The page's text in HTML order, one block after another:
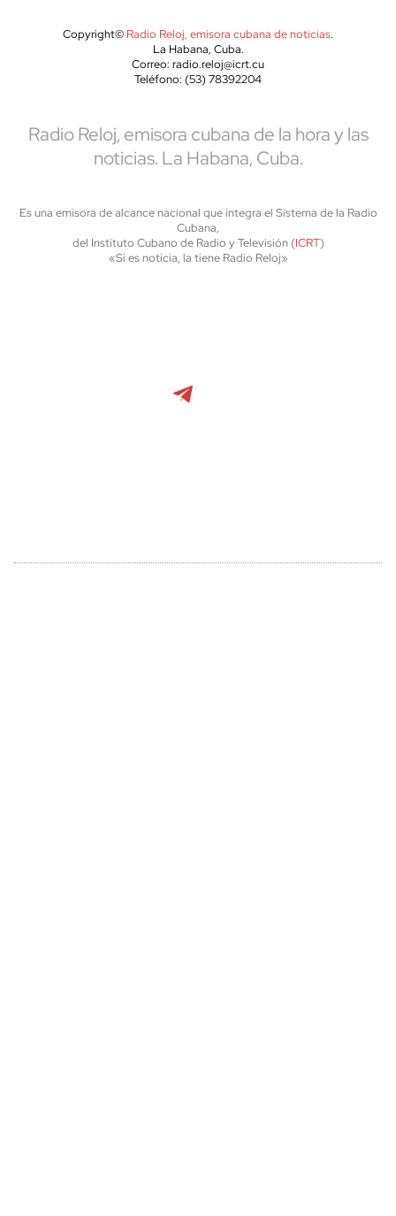
Copyright© Radio Reloj, emisora cubana de noticias.
La Habana, Cuba.
Correo: radio.reloj@icrt.cu
Teléfono: (53) 78392204
Radio Reloj, emisora cubana de la hora y las
noticias. La Habana, Cuba.
Es una emisora de alcance nacional que integra el Sistema de la Radio
Cubana,
del Instituto Cubano de Radio y Televisión (ICRT)
«Si es noticia, la tiene Radio Reloj»